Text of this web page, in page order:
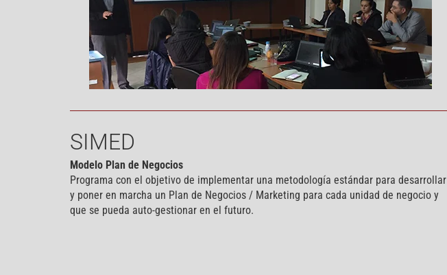
SIMED
Modelo Plan de Negocios
Programa con el objetivo de implementar una metodología estándar para desarrollar
y poner en marcha un Plan de Negocios / Marketing para cada unidad de negocio y
que se pueda auto-gestionar en el futuro.